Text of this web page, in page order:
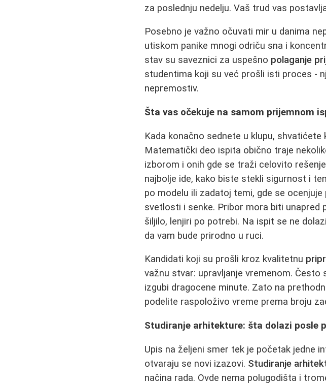
za poslednju nedelju. Vaš trud vas
Posebno je važno očuvati mir u danima
utiskom panike mnogi odriču sna i
stav su saveznici za uspešno polaganje
studentima koji su već prošli isti proces -
nepremostiv.
Šta vas očekuje na samom prijemnom
Kada konačno sednete u klupu, shvatićete
Matematički deo ispita obično traje
izborom i onih gde se traži celovito
najbolje ide, kako biste stekli sigurnost i
po modelu ili zadatoj temi, gde se
svetlosti i senke. Pribor mora biti unapred
šiljilo, lenjiri po potrebi. Na ispit se ne
da vam bude prirodno u ruci.
Kandidati koji su prošli kroz kvalitetnu
važnu stvar: upravljanje vremenom.
izgubi dragocene minute. Zato na
podelite raspoloživo vreme prema broju
Studiranje arhitekture: šta dolazi posle
Upis na željeni smer tek je početak jedne
otvaraju se novi izazovi. Studiranje
načina rada. Ovde nema polugodišta i